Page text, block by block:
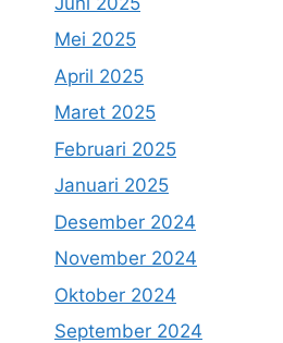
Mei 2025
April 2025
Maret 2025
Februari 2025
Januari 2025
Desember 2024
November 2024
Oktober 2024
September 2024